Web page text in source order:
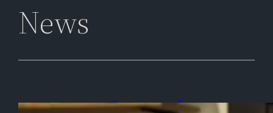
News
Game-arrived